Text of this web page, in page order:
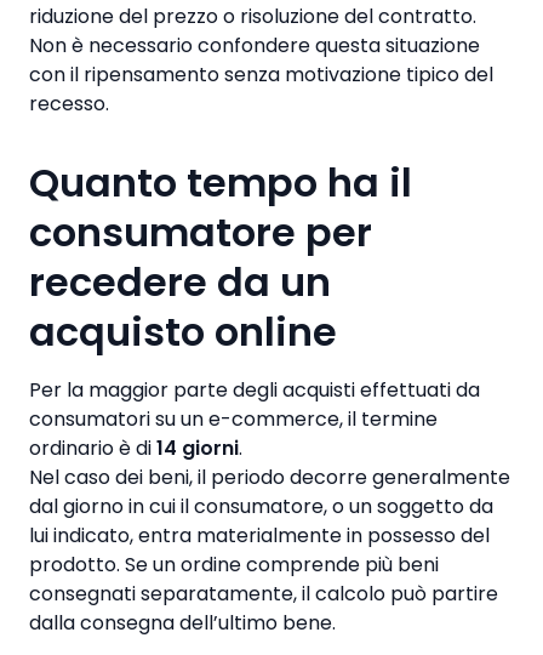
riduzione del prezzo o risoluzione del contratto.
Non è necessario confondere questa situazione
con il ripensamento senza motivazione tipico del
recesso.
Quanto tempo ha il
consumatore per
recedere da un
acquisto online
Per la maggior parte degli acquisti effettuati da
consumatori su un e-commerce, il termine
ordinario è di14 giorni.
Nel caso dei beni, il periodo decorre generalmente
dal giorno in cui il consumatore, o un soggetto da
lui indicato, entra materialmente in possesso del
prodotto. Se un ordine comprende più beni
consegnati separatamente, il calcolo può partire
dalla consegna dell’ultimo bene.